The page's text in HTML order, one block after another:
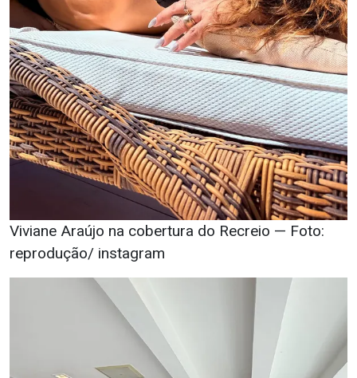
Viviane Araújo na cobertura do Recreio — Foto:
reprodução/ instagram